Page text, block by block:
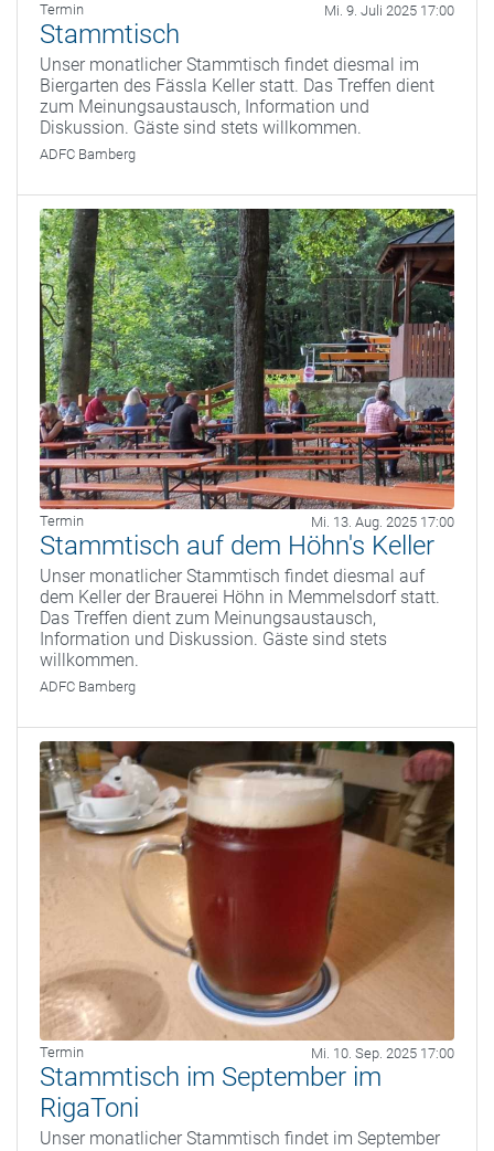
Termin Mi. 9. Juli 2025 17:00
Stammtisch
Unser monatlicher Stammtisch findet diesmal im
Biergarten des Fässla Keller statt. Das Treffen dient
zum Meinungsaustausch, Information und
Diskussion. Gäste sind stets willkommen.
ADFC Bamberg
Termin Mi. 13. Aug. 2025 17:00
Stammtisch auf dem Höhn's Keller
Unser monatlicher Stammtisch findet diesmal auf
dem Keller der Brauerei Höhn in Memmelsdorf statt.
Das Treffen dient zum Meinungsaustausch,
Information und Diskussion. Gäste sind stets
willkommen.
ADFC Bamberg
Termin Mi. 10. Sep. 2025 17:00
Stammtisch im September im
RigaToni
Unser monatlicher Stammtisch findet im September